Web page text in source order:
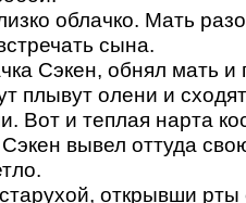
облачко. Мать
сына.
Сэкен, обнял мать и
плывут олени и
Вот и теплая нарта
вывел оттуда
открывши рты